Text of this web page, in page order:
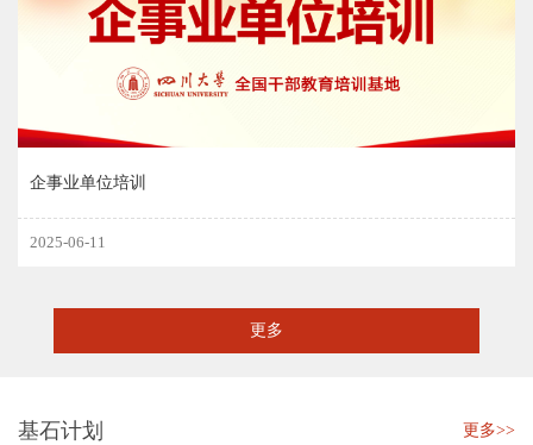
企事业单位培训
2025-06-11
更多
基石计划 更多>>